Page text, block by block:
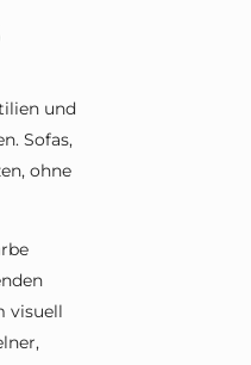
und
Sofas,
ohne
visuell